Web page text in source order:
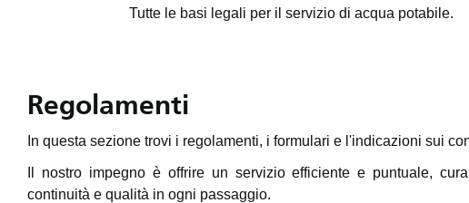
Tutte le basi legali per il servizio di acqua potabile.
Regolamenti
In questa sezione trovi i regolamenti, i formulari e l'indicazioni sui
Il nostro impegno è offrire un servizio efficiente e puntuale,
continuità e qualità in ogni passaggio.